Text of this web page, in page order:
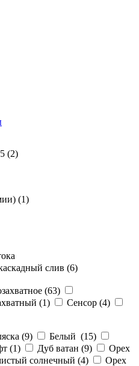
(2)
(1)
слив (6)
(63)
(1) Сенсор (4)
(9) Белый (15)
(1) Дуб ватан (9)
Орех
солнечный (4)
Орех